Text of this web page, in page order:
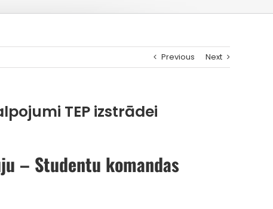
Previous Next
TEP izstrādei
– Studentu komandas